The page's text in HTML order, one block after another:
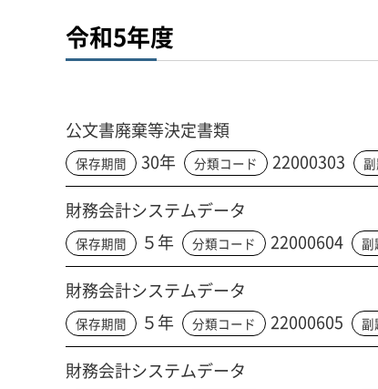
令和5年度
公文書廃棄等決定書類
保存期間 30年 分類コード 22000303
財務会計システムデータ
保存期間 ５年 分類コード 22000604 副
財務会計システムデータ
保存期間 ５年 分類コード 22000605 副
財務会計システムデータ